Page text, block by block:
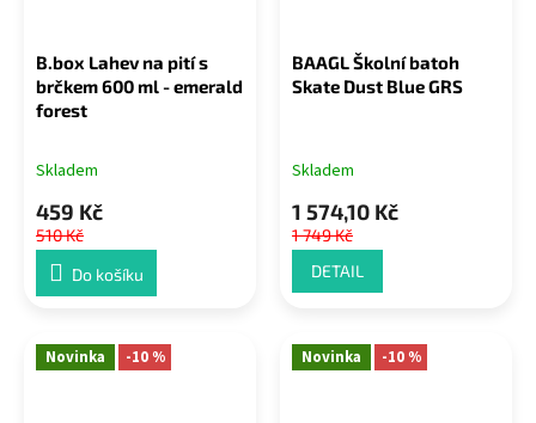
B.box Lahev na pití s
brčkem 600 ml - emerald
forest
Skladem
459 Kč
510 Kč
Do košíku
BAAGL Školní batoh
Skate Dust Blue GRS
Skladem
1 574,10 Kč
1 749 Kč
DETAIL
Novinka -10 % Novinka -10 %